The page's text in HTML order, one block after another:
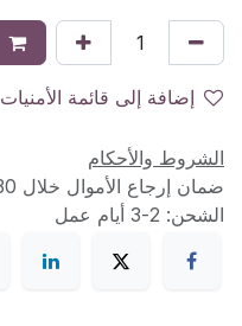
إضافة إلى قائمة الأمنيات
الشروط والأحكام
ضمان إرجاع الأموال خلال 30 يوماً
الشحن: 2-3 أيام عمل